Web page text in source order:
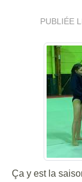
PUBLIÉE
Ça y est la